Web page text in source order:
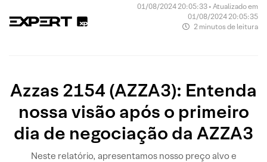
01/08/2024 20:05:33 • Atualizado em
01/08/2024 20:05:35
2 minutos de leitura
Azzas 2154 (AZZA3): Entenda
nossa visão após o primeiro
dia de negociação da AZZA3
Neste relatório, apresentamos nosso preço alvo e